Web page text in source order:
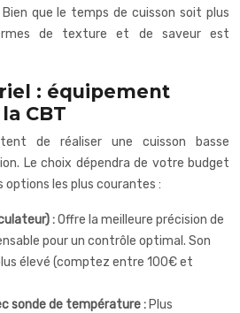
que le temps de cuisson soit plus
de texture et de saveur est
: équipement
CBT
de réaliser une cuisson basse
Le choix dépendra de votre budget
options les plus courantes :
:Offre la meilleure précision de
pour un contrôle optimal. Son
élevé (comptez entre 100€ et
sonde de température : Plus